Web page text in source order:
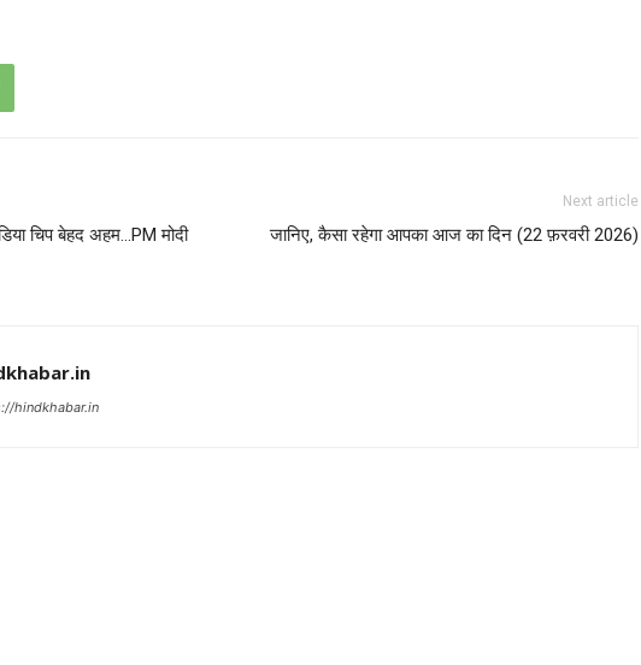
चिप बेहद अहम…PM मोदी
Next article
जानिए, कैसा रहेगा आपका आज का दिन (22 फ़रवरी 2026)
hindkhabar.in